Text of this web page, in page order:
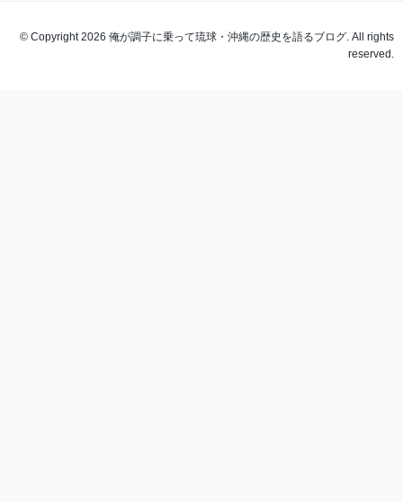
© Copyright 2026 俺が調子に乗って琉球・沖縄の歴史を語るブログ. All rights
reserved.